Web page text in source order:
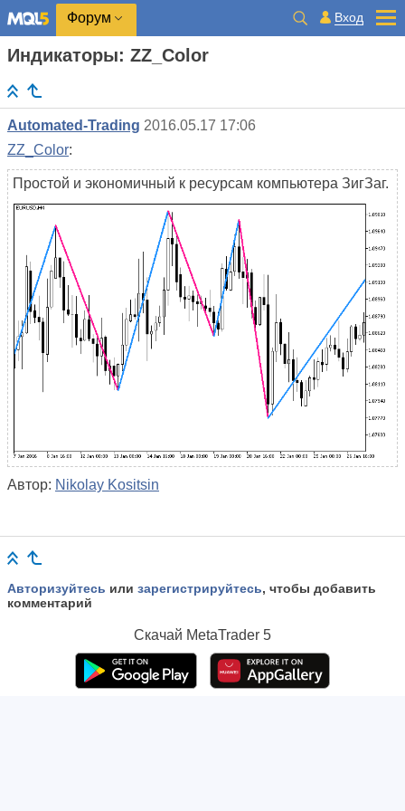
Форум Вход
Индикаторы: ZZ_Color
Automated-Trading 2016.05.17 17:06
ZZ_Color:
Простой и экономичный к ресурсам компьютера ЗигЗаг.
Автор: Nikolay Kositsin
Авторизуйтесь или зарегистрируйтесь, чтобы добавить
комментарий
Скачай MetaTrader 5